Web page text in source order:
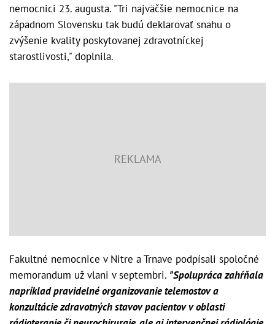
nemocnici 23. augusta. "Tri najväčšie nemocnice na
západnom Slovensku tak budú deklarovať snahu o
zvýšenie kvality poskytovanej zdravotníckej
starostlivosti," doplnila.
Fakultné nemocnice v Nitre a Trnave podpísali spoločné
memorandum už vlani v septembri. "Spolupráca zahŕňala
napríklad pravidelné organizovanie telemostov a
konzultácie zdravotných stavov pacientov v oblasti